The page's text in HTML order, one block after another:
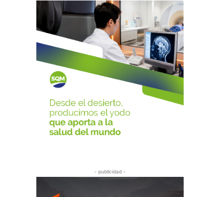
- publicidad -